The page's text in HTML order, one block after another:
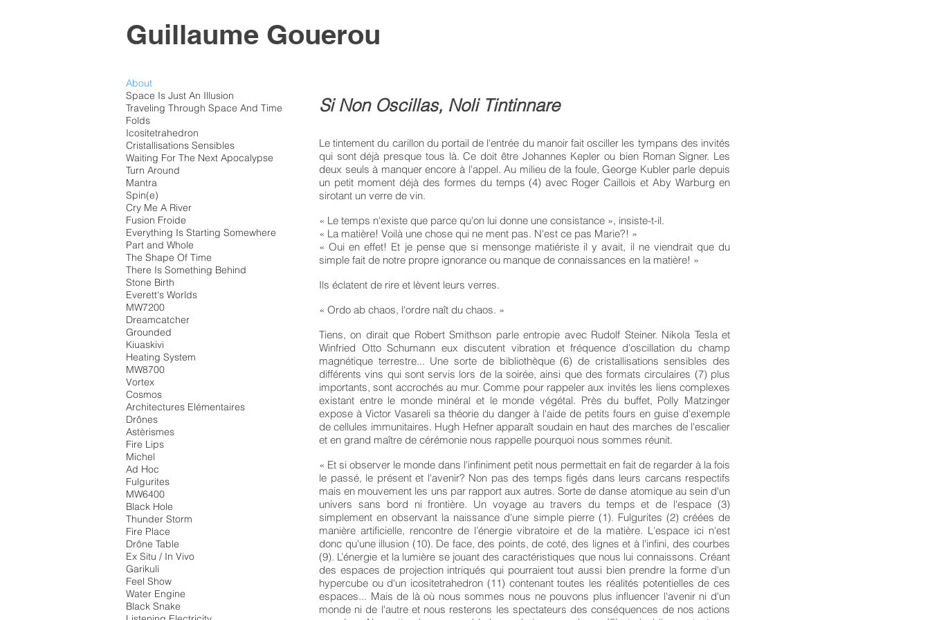
Guillaume Gouerou
Si Non Oscillas, Noli Tintinnare
Le tintement du carillon du portail de l'entrée du manoir fait osciller les tympans des invités
qui sont déjà presque tous là. Ce doit être Johannes Kepler ou bien Roman Signer. Les
deux seuls à manquer encore à l'appel. Au milieu de la foule, George Kubler parle depuis
un petit moment déjà des formes du temps (4) avec Roger Caillois et Aby Warburg en
sirotant un verre de vin.
« Le temps n'existe que parce qu'on lui donne une consistance », insiste-t-il.
« La matière! Voilà une chose qui ne ment pas. N'est ce pas Marie?! »
« Oui en effet! Et je pense que si mensonge matiériste il y avait, il ne viendrait que du
simple fait de notre propre ignorance ou manque de connaissances en la matière! »
Ils éclatent de rire et lèvent leurs verres.
« Ordo ab chaos, l'ordre naît du chaos. »
Tiens, on dirait que Robert Smithson parle entropie avec Rudolf Steiner. Nikola Tesla et
Winfried Otto Schumann eux discutent vibration et fréquence d'oscillation du champ
magnétique terrestre... Une sorte de bibliothèque (6) de cristallisations sensibles des
différents vins qui sont servis lors de la soirée, ainsi que des formats circulaires (7) plus
importants, sont accrochés au mur. Comme pour rappeler aux invités les liens complexes
existant entre le monde minéral et le monde végétal. Près du buffet, Polly Matzinger
expose à Victor Vasareli sa théorie du danger à l'aide de petits fours en guise d'exemple
de cellules immunitaires. Hugh Hefner apparaît soudain en haut des marches de l'escalier
et en grand maître de cérémonie nous rappelle pourquoi nous sommes réunit.
« Et si observer le monde dans l'infiniment petit nous permettait en fait de regarder à la fois
le passé, le présent et l'avenir? Non pas des temps figés dans leurs carcans respectifs
mais en mouvement les uns par rapport aux autres. Sorte de danse atomique au sein d'un
univers sans bord ni frontière. Un voyage au travers du temps et de l'espace (3)
simplement en observant la naissance d'une simple pierre (1). Fulgurites (2) créées de
manière artificielle, rencontre de l’énergie vibratoire et de la matière. L'espace ici n'est
donc qu'une illusion (10). De face, des points, de coté, des lignes et à l'infini, des courbes
(9). L’énergie et la lumière se jouant des caractéristiques que nous lui connaissons. Créant
des espaces de projection intriqués qui pourraient tout aussi bien prendre la forme d'un
hypercube ou d'un icositetrahedron (11) contenant toutes les réalités potentielles de ces
espaces... Mais de là où nous sommes nous ne pouvons plus influencer l'avenir ni d'un
monde ni de l'autre et nous resterons les spectateurs des conséquences de nos actions
About
Space Is Just An Illusion
Traveling Through Space And Time
Folds
Icositetrahedron
Cristallisations Sensibles
Waiting For The Next Apocalypse
Turn Around
Mantra
Spin(e)
Cry Me A River
Fusion Froide
Everything Is Starting Somewhere
Part and Whole
The Shape Of Time
There Is Something Behind
Stone Birth
Everett's Worlds
MW7200
Dreamcatcher
Grounded
Kiuaskivi
Heating System
MW8700
Vortex
Cosmos
Architectures Elémentaires
Drônes
Astèrismes
Fire Lips
Michel
Ad Hoc
Fulgurites
MW6400
Black Hole
Thunder Storm
Fire Place
Drône Table
Ex Situ / In Vivo
Garikuli
Feel Show
Water Engine
Black Snake